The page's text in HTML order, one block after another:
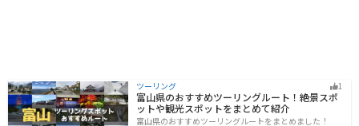
ツーリング 1
富山県のおすすめツーリングルート！絶景スポ
ットや観光スポットをまとめて紹介
富山県のおすすめツーリングルートをまとめました！